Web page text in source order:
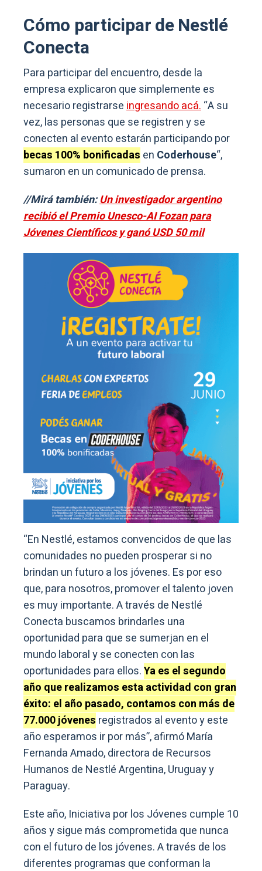
Cómo participar de Nestlé
Conecta
Para participar del encuentro, desde la
empresa explicaron que simplemente es
necesario registrarseingresando acá.“A su
vez, las personas que se registren y se
conecten al evento estarán participando por
becas 100% bonificadas en Coderhouse“,
sumaron en un comunicado de prensa.
//Mirá también:Un investigador argentino
recibió el Premio Unesco-AI Fozan para
Jóvenes Científicos y ganó USD 50 mil
“En Nestlé, estamos convencidos de que las
comunidades no pueden prosperar si no
brindan un futuro a los jóvenes. Es por eso
que, para nosotros, promover el talento joven
es muy importante. A través de Nestlé
Conecta buscamos brindarles una
oportunidad para que se sumerjan en el
mundo laboral y se conecten con las
oportunidades para ellos.Ya es el segundo
año que realizamos esta actividad con gran
éxito: el año pasado, contamos con más de
77.000 jóvenes registrados al evento y este
año esperamos ir por más”, afirmó María
Fernanda Amado, directora de Recursos
Humanos de Nestlé Argentina, Uruguay y
Paraguay.
Este año, Iniciativa por los Jóvenes cumple 10
años y sigue más comprometida que nunca
con el futuro de los jóvenes. A través de los
diferentes programas que conforman la